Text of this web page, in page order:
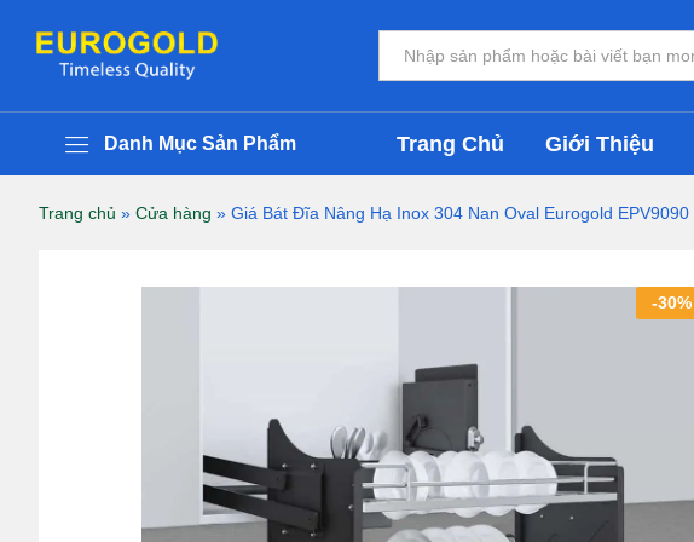
Tất cả
Danh Mục Sản Phẩm Trang Chủ Giới Thiệu
Trang chủ » Cửa hàng » Giá Bát Đĩa Nâng Hạ Inox 304 Nan Oval Eurogold EPV9090
-30%
Thông Tin Chi Tiết Sản Phẩm Đánh giá (0)